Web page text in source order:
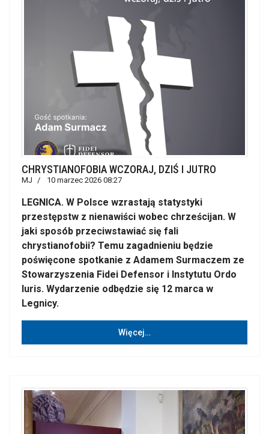
CHRYSTIANOFOBIA WCZORAJ, DZIŚ I JUTRO
MJ 10 marzec 2026 08:27
LEGNICA. W Polsce wzrastają statystyki
przestępstw z nienawiści wobec chrześcijan. W
jaki sposób przeciwstawiać się fali
chrystianofobii? Temu zagadnieniu będzie
poświęcone spotkanie z Adamem Surmaczem ze
Stowarzyszenia Fidei Defensor i Instytutu Ordo
Iuris. Wydarzenie odbędzie się 12 marca w
Legnicy.
Więcej…